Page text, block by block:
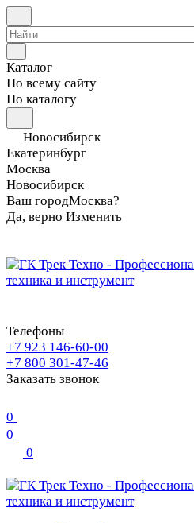
Каталог
По всему сайту
По каталогу
Новосибирск
Екатеринбург
Москва
Новосибирск
Ваш городМосква?
Да, верно Изменить
Телефоны
+7 923 146-60-00
+7 800 301-47-46
Заказать звонок
0
0
0